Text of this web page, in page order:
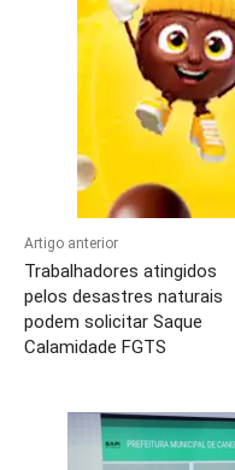
Artigo anterior
Trabalhadores atingidos
pelos desastres naturais
podem solicitar Saque
Calamidade FGTS